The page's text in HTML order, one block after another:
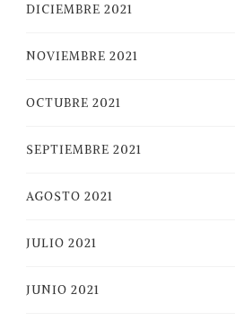
DICIEMBRE 2021
NOVIEMBRE 2021
OCTUBRE 2021
SEPTIEMBRE 2021
AGOSTO 2021
JULIO 2021
JUNIO 2021